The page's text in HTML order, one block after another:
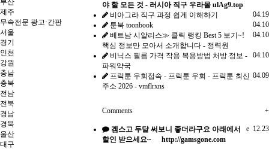
부산
제주
무속전문 광고·간판
서울
경기
인천
강원
충남
충북
전남
전북
경남
경북
울산
대구
야 할 모든 것 - 러시아 직구 우라몰 ulAg9.top
04.19
비아그라 직구 과정 쉽게 이해하기
04.10
툰북 toonbook
04.10
베트남 시알리스≫ 클릭 랭킹 Best 5 보기~!
핵심 정보만 모아서 소개합니다 - 정력원
04.10
비닉스 필름 가격 작용 복용방법 처방 정보 -
파워약국
04.09
프릭툰 우회접속 - 프릭툰 우회 - 프릭툰 최신
주소 2026 - vmflrxns
+
Comments
e 12.23
겜스고 두달 써보니 좋더라구요 아래에서
할인 받으세요~ http://gamsgone.com